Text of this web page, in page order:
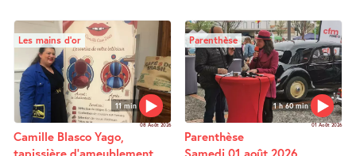
11 min
Les mains d’or
08 Août 2026
Camille Blasco Yago,
tapissière d’ameublement
1 h 60 min
Parenthèse
01 Août 2026
Parenthèse
Samedi 01 août 2026